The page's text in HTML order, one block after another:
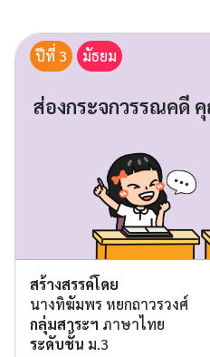
ปีที่ 3 มัธยม
ส่องกระจกวรรณคดี
สร้างสรรค์โดย
นางทิฆัมพร หยกถาวรวงศ์
กลุ่มสาระฯ ภาษาไทย
ระดับชั้น ม.3